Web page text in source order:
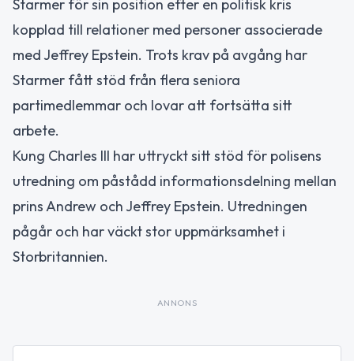
Starmer för sin position efter en politisk kris
kopplad till relationer med personer associerade
med Jeffrey Epstein. Trots krav på avgång har
Starmer fått stöd från flera seniora
partimedlemmar och lovar att fortsätta sitt
arbete.
Kung Charles III har uttryckt sitt stöd för polisens
utredning om påstådd informationsdelning mellan
prins Andrew och Jeffrey Epstein. Utredningen
pågår och har väckt stor uppmärksamhet i
Storbritannien.
ANNONS